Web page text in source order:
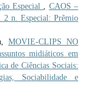
Especial , CAOS –
2 n. Especial: Prêmio
MOVIE-CLIPS NO
midiáticos em
de Ciências Sociais:
Sociabilidade e